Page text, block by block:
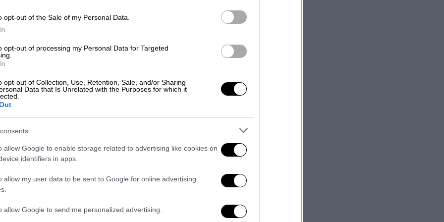
opt-out of the Sale of my Personal Data.
opt-out of processing my Personal Data for Targeted
opt-out of Collection, Use, Retention, Sale, and/or Sharing
Data that Is Unrelated with the Purposes for which it
allow Google to enable storage related to advertising like cookies on
identifiers in apps.
allow my user data to be sent to Google for online advertising
allow Google to send me personalized advertising.
σε υψηλά επίπεδα (περί τους 28 με
κέντρα).
και το Σάββατο (26-07-25) στα
ενισχυμένοι βόρειοι άνεμοι
θα φτάσουν
στη Θεσσαλία, την ανατολική
τους 42 με 43 βαθμούς Κελσίου.
τους 39 με 40 βαθμούς.
και τα Δωδεκάνησα τους 39 με 40 και